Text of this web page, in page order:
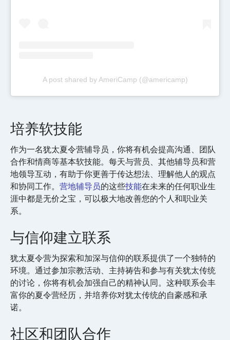
A post shared by AmeriCamp (@americamp)
培养软技能
作为一名犹太夏令营辅导员，你将有机会提高沟通、团队
合作和情商等基本软技能。每天与营员、其他辅导员和营
地领导互动，有助于你更善于传达想法、理解他人的观点
和协同工作。 营地辅导员的这些技能在未来的任何职业生
涯中都是无价之宝，可以极大地改善您的个人和职业关
系。
与信仰建立联系
犹太夏令营为探索和加深与信仰的联系提供了一个独特的
环境。通过参加宗教活动、主持祷告和参与有关犹太传统
的讨论，你将有机会加强自己的精神认同。这种联系会丰
富你的夏令营经历，并培养你对犹太传统的自豪感和承
诺。
社区和团队合作